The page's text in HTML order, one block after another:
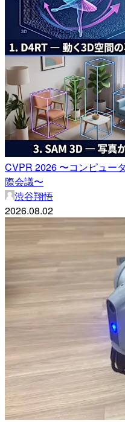
CVPR 2026 〜コンピュー
際会議〜
渋谷翔悟
2026.08.02